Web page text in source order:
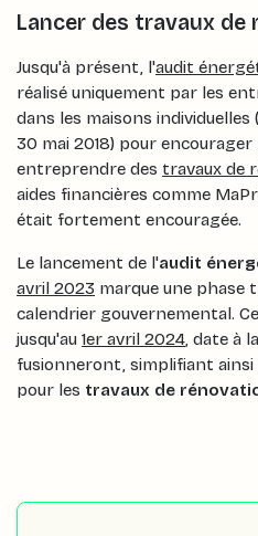
Lancer des travaux de
Jusqu'à présent, l'audit
réalisé uniquement par les
dans les maisons individuelles
30 mai 2018) pour encourager
entreprendre des travaux de
aides financières comme
était fortement encouragée.
Le lancement de l'audit
avril 2023 marque une phase
calendrier gouvernemental.
jusqu'au 1er avril 2024, date à
fusionneront, simplifiant ainsi
pour les travaux de